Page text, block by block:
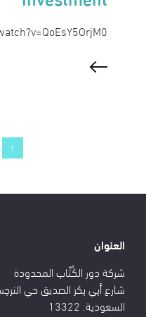
1
العنوان
شركة دور الكُتّاب المحدودة
شارع أبي بكر الصديق حي
السعودية. 13322